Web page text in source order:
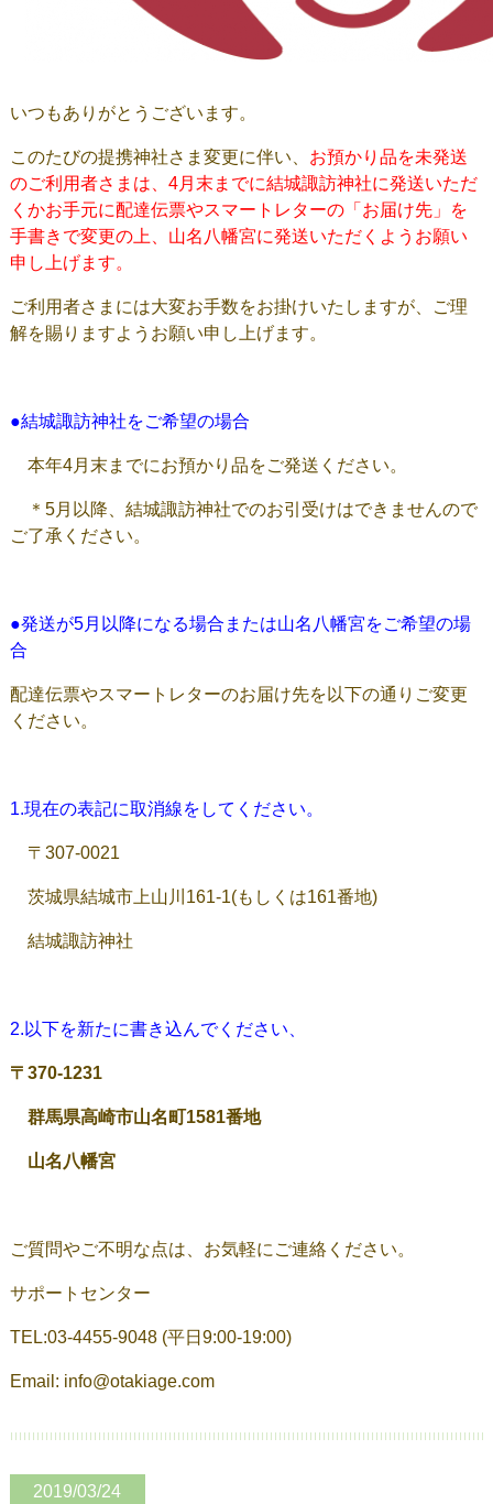
いつもありがとうございます。
このたびの提携神社さま変更に伴い、 お預かり品を未発送
のご利用者さまは、4月末までに結城諏訪神社に発送いただ
くかお手元に配達伝票やスマートレターの「お届け先」を
手書きで変更の上、山名八幡宮に発送いただくようお願い
申し上げます。
ご利用者さまには大変お手数をお掛けいたしますが、ご理
解を賜りますようお願い申し上げます。
●結城諏訪神社をご希望の場合
本年4月末までにお預かり品をご発送ください。
＊5月以降、結城諏訪神社でのお引受けはできませんので
ご了承ください。
●発送が5月以降になる場合または山名八幡宮をご希望の場
合
配達伝票やスマートレターのお届け先を以下の通りご変更
ください。
1.現在の表記に取消線をしてください。
〒307-0021
茨城県結城市上山川161-1(もしくは161番地)
結城諏訪神社
2.以下を新たに書き込んでください、
〒370-1231
群馬県高崎市山名町1581番地
山名八幡宮
ご質問やご不明な点は、お気軽にご連絡ください。
サポートセンター
TEL:03-4455-9048 (平日9:00-19:00)
Email: info@otakiage.com
2019/03/24